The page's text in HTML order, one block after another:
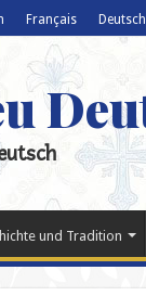
Français Deutsch
und Tradition